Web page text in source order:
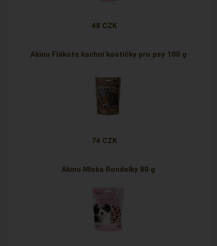
48 CZK
Akinu Flákota kachní kostičky pro psy 100 g
74 CZK
Akinu Mlska Rondelky 80 g